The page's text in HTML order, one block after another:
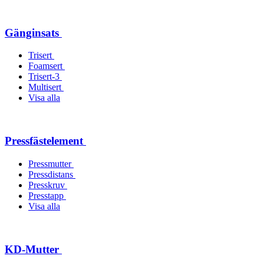
Gänginsats
Trisert
Foamsert
Trisert-3
Multisert
Visa alla
Pressfästelement
Pressmutter
Pressdistans
Presskruv
Presstapp
Visa alla
KD-Mutter